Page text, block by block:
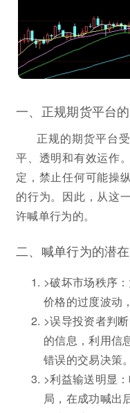
一、正规期货平台
正规的期货平台
平、透明和有效运作
定，禁止任何可能操
的行为。因此，从这
许喊单行为的。
二、喊单行为的潜
>破坏市场秩序
价格的过度波动
>误导投资者判
的信息，利用信
错误的交易决策。
>利益输送明显
局，在成功喊出